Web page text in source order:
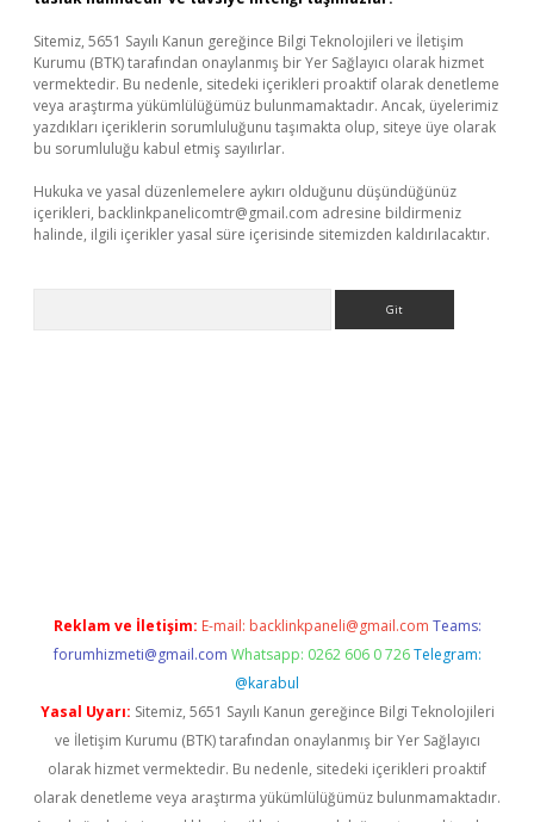
Sitemiz, 5651 Sayılı Kanun gereğince Bilgi Teknolojileri ve İletişim
Kurumu (BTK) tarafından onaylanmış bir Yer Sağlayıcı olarak hizmet
vermektedir. Bu nedenle, sitedeki içerikleri proaktif olarak denetleme
veya araştırma yükümlülüğümüz bulunmamaktadır. Ancak, üyelerimiz
yazdıkları içeriklerin sorumluluğunu taşımakta olup, siteye üye olarak
bu sorumluluğu kabul etmiş sayılırlar.
Hukuka ve yasal düzenlemelere aykırı olduğunu düşündüğünüz
içerikleri, backlinkpanelicomtr@gmail.com adresine bildirmeniz
halinde, ilgili içerikler yasal süre içerisinde sitemizden kaldırılacaktır.
Reklam ve İletişim: E-mail: backlinkpaneli@gmail.com Teams:
forumhizmeti@gmail.com Whatsapp: 0262 606 0 726 Telegram:
@karabul
Yasal Uyarı: Sitemiz, 5651 Sayılı Kanun gereğince Bilgi Teknolojileri
ve İletişim Kurumu (BTK) tarafından onaylanmış bir Yer Sağlayıcı
olarak hizmet vermektedir. Bu nedenle, sitedeki içerikleri proaktif
olarak denetleme veya araştırma yükümlülüğümüz bulunmamaktadır.